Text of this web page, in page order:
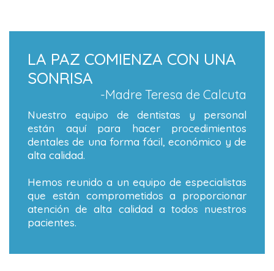
LA PAZ COMIENZA CON UNA
SONRISA
-Madre Teresa de Calcuta
Nuestro equipo de dentistas y personal
están aquí para hacer procedimientos
dentales de una forma fácil, económico y de
alta calidad.
Hemos reunido a un equipo de especialistas
que están comprometidos a proporcionar
atención de alta calidad a todos nuestros
pacientes.